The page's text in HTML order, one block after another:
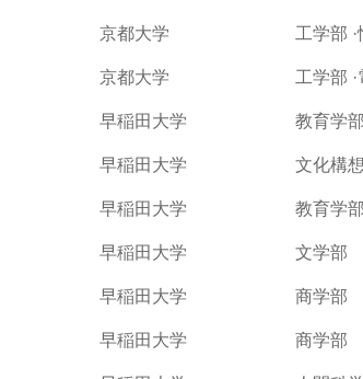
京都大学 工学部
京都大学 工学部
早稲田大学 教育学部
早稲田大学 文化構
早稲田大学 教育学部
早稲田大学 文学部
早稲田大学 商学部
早稲田大学 商学部